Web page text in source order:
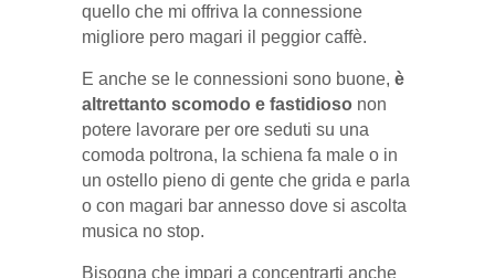
quello che mi offriva la connessione
migliore pero magari il peggior caffè.
E anche se le connessioni sono buone, è
altrettanto scomodo e fastidioso non
potere lavorare per ore seduti su una
comoda poltrona, la schiena fa male o in
un ostello pieno di gente che grida e parla
o con magari bar annesso dove si ascolta
musica no stop.
Bisogna che impari a concentrarti anche